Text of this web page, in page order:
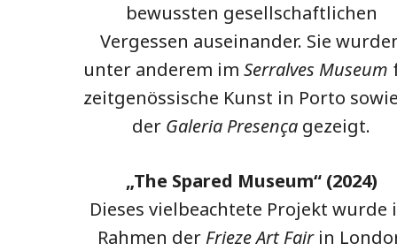
bewussten gesellschaftlichen
Vergessen auseinander. Sie
unter anderem imSerralves Museum
zeitgenössische Kunst in Porto
der Galeria Presença gezeigt.
„The Spared Museum“ (2024)
Dieses vielbeachtete Projekt wurde
Rahmen der Frieze Art Fairin